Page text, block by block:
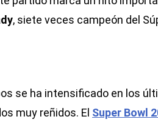
, siete veces campeón del
se ha intensificado en los
muy reñidos. El Super Bowl